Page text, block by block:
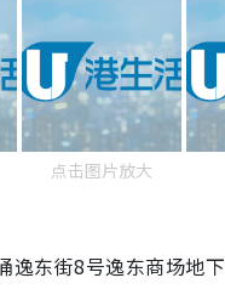
点击图片放大
逸东街8号逸东商场地下